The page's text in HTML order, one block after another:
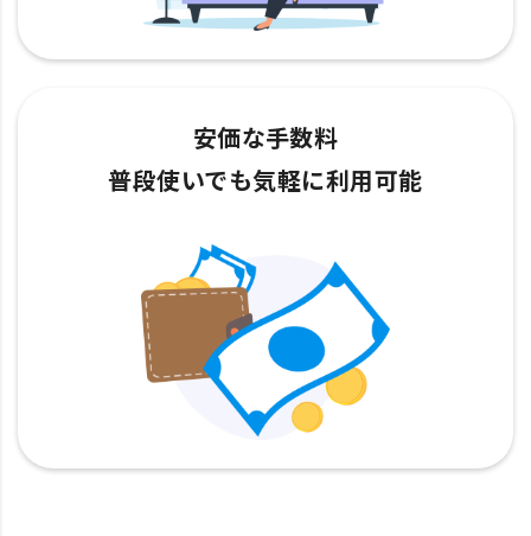
安価な手数料
普段使いでも気軽に利用可能